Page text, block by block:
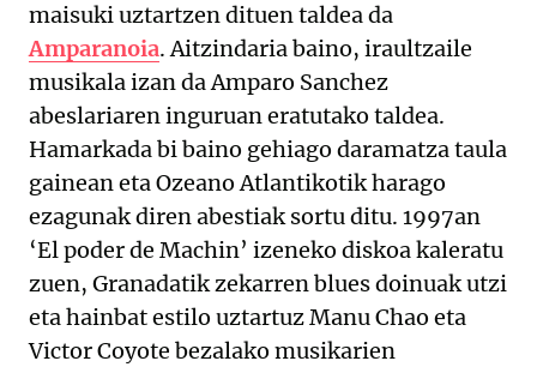
maisuki uztartzen dituen taldea da
Amparanoia. Aitzindaria baino, iraultzaile
musikala izan da Amparo Sanchez
abeslariaren inguruan eratutako taldea.
Hamarkada bi baino gehiago daramatza taula
gainean eta Ozeano Atlantikotik harago
ezagunak diren abestiak sortu ditu. 1997an
‘El poder de Machin’ izeneko diskoa kaleratu
zuen, Granadatik zekarren blues doinuak utzi
eta hainbat estilo uztartuz Manu Chao eta
Victor Coyote bezalako musikarien